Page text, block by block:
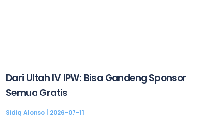
Dari Ultah IV IPW: Bisa Gandeng Sponsor
Semua Gratis
Sidiq Alonso 2026-07-11